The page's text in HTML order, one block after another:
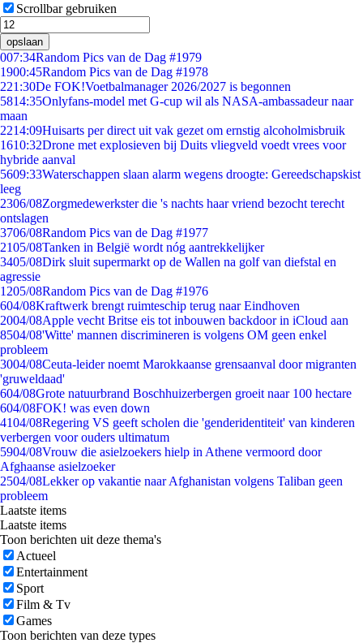
Scrollbar gebruiken
opslaan
007:34Random Pics van de Dag #1979
1900:45Random Pics van de Dag #1978
221:30De FOK!Voetbalmanager 2026/2027 is begonnen
5814:35Onlyfans-model met G-cup wil als NASA-ambassadeur naar
maan
2214:09Huisarts per direct uit vak gezet om ernstig alcoholmisbruik
1610:32Drone met explosieven bij Duits vliegveld voedt vrees voor
hybride aanval
5609:33Waterschappen slaan alarm wegens droogte: Gereedschapskist
leeg
2306/08Zorgmedewerkster die 's nachts haar vriend bezocht terecht
ontslagen
3706/08Random Pics van de Dag #1977
2105/08Tanken in België wordt nóg aantrekkelijker
3405/08Dirk sluit supermarkt op de Wallen na golf van diefstal en
agressie
1205/08Random Pics van de Dag #1976
604/08Kraftwerk brengt ruimteschip terug naar Eindhoven
2004/08Apple vecht Britse eis tot inbouwen backdoor in iCloud aan
8504/08'Witte' mannen discrimineren is volgens OM geen enkel
probleem
3004/08Ceuta-leider noemt Marokkaanse grensaanval door migranten
'gruweldaad'
604/08Grote natuurbrand Boschhuizerbergen groeit naar 100 hectare
604/08FOK! was even down
4104/08Regering VS geeft scholen die 'genderidentiteit' van kinderen
verbergen voor ouders ultimatum
5904/08Vrouw die asielzoekers hielp in Athene vermoord door
Afghaanse asielzoeker
2504/08Lekker op vakantie naar Afghanistan volgens Taliban geen
probleem
Laatste items
Laatste items
Toon berichten uit deze thema's
Actueel
Entertainment
Sport
Film & Tv
Games
Toon berichten van deze types